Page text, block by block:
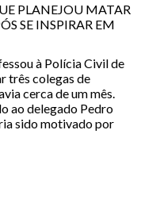
PLANEJOU MATAR
SE INSPIRAR EM
à Polícia Civil de
três colegas de
cerca de um mês.
ao delegado Pedro
sido motivado por